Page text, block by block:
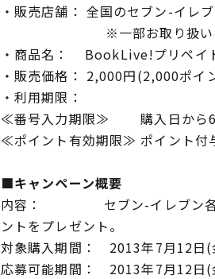
・販売店舗： 全国のセブン-イレ
※一部お取り扱いのない
・商品名： BookLive!プリペイ
・販売価格： 2,000円(2,000ポ
・利用期限：
≪番号入力期限≫ 購入日から6
≪ポイント有効期限≫ ポイント付
■キャンペーン概要
内容： セブン-イレブン各店
ントをプレゼント。
対象購入期間： 2013年7月12日(
応募可能期間： 2013年7月12日(